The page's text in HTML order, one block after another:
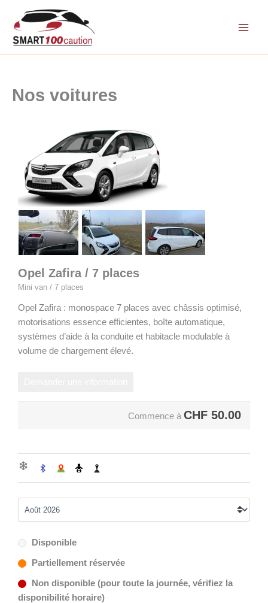
contenu
Nos voitures
Opel Zafira / 7 places
Mini van / 7 places
Opel Zafira : monospace 7 places avec châssis optimisé,
motorisations essence efficientes, boîte automatique,
systèmes d’aide à la conduite et habitacle modulable à
volume de chargement élevé.
Commence à CHF 50.00
Disponible
Partiellement réservée
Non disponible (pour toute la journée, vérifiez la
disponibilité horaire)